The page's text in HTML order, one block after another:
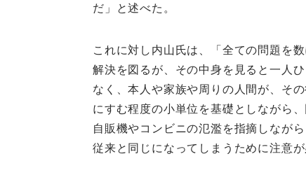
だ」と述べた。
これに対し内山氏は、「全ての問題を
解決を図るが、その中身を見ると一人
なく、本人や家族や周りの人間が、そ
にすむ程度の小単位を基礎としながら
自販機やコンビニの氾濫を指摘しなが
従来と同じになってしまうために注意が